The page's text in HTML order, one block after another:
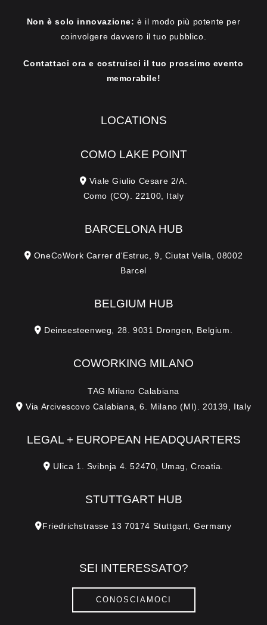
Non è solo innovazione: è il modo più potente per
coinvolgere davvero il tuo pubblico.
Contattaci ora e costruisci il tuo prossimo evento
memorabile!
LOCATIONS
COMO LAKE POINT
Viale Giulio Cesare 2/A.
Como (CO). 22100, Italy
BARCELONA HUB
OneCoWork Carrer d'Estruc, 9, Ciutat Vella, 08002
Barcel
BELGIUM HUB
Deinsesteenweg, 28. 9031 Drongen, Belgium.
COWORKING MILANO
TAG Milano Calabiana
Via Arcivescovo Calabiana, 6. Milano (MI). 20139, Italy
LEGAL + EUROPEAN HEADQUARTERS
Ulica 1. Svibnja 4. 52470, Umag, Croatia.
STUTTGART HUB
Friedrichstrasse 13 70174 Stuttgart, Germany
SEI INTERESSATO?
CONOSCIAMOCI